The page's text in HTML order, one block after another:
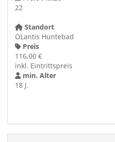
22
Standort
OLantis Huntebad
Preis
116,00 €
inkl. Eintrittspreis
min. Alter
18 J.